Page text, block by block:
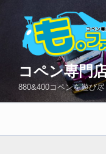
プ
コペン専門
880&400コペンを遊び